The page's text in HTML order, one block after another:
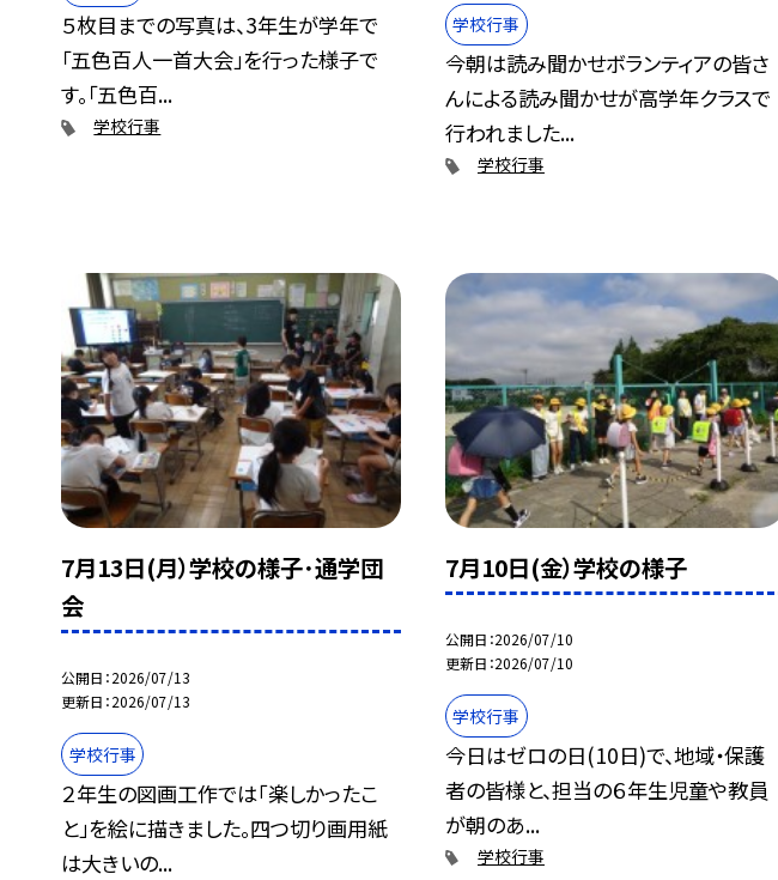
５枚目までの写真は、3年生が学年で
「五色百人一首大会」を行った様子で
す。「五色百...
学校行事
学校行事
今朝は読み聞かせボランティアの皆さ
んによる読み聞かせが高学年クラスで
行われました...
学校行事
7月13日(月）学校の様子･通学団
会
公開日 2026/07/13
更新日 2026/07/13
学校行事
２年生の図画工作では｢楽しかったこ
と」を絵に描きました。四つ切り画用紙
は大きいの...
7月10日(金）学校の様子
公開日 2026/07/10
更新日 2026/07/10
学校行事
今日はゼロの日(10日)で、地域・保護
者の皆様と、担当の６年生児童や教員
が朝のあ...
学校行事